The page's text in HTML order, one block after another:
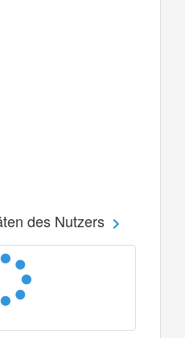
des Nutzers